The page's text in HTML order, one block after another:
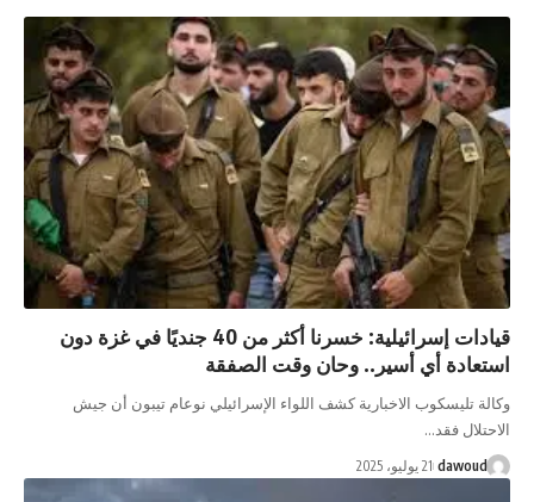
قيادات إسرائيلية: خسرنا أكثر من 40 جنديًا في غزة دون
أي أسير.. وحان وقت الصفقة
الاخبارية كشف اللواء الإسرائيلي نوعام تيبون أن جيش
فقد…
21 يوليو، 2025